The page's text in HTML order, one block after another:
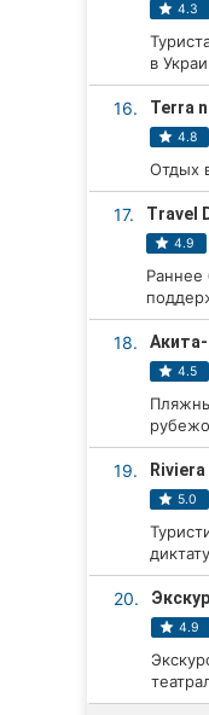
4.3
в
16. Terra
4.8
Отдых
17. Travel
4.9
Раннее
18.
4.5
19. Riviera
5.0
20.
4.9